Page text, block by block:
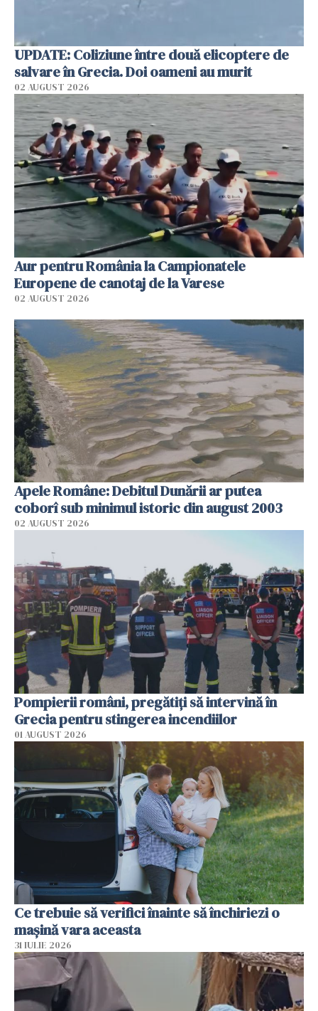
UPDATE: Coliziune între două elicoptere de
salvare în Grecia. Doi oameni au murit
02 AUGUST 2026
Aur pentru România la Campionatele
Europene de canotaj de la Varese
02 AUGUST 2026
Apele Române: Debitul Dunării ar putea
coborî sub minimul istoric din august 2003
02 AUGUST 2026
Pompierii români, pregătiţi să intervină în
Grecia pentru stingerea incendiilor
01 AUGUST 2026
Ce trebuie să verifici înainte să închiriezi o
mașină vara aceasta
31 IULIE 2026